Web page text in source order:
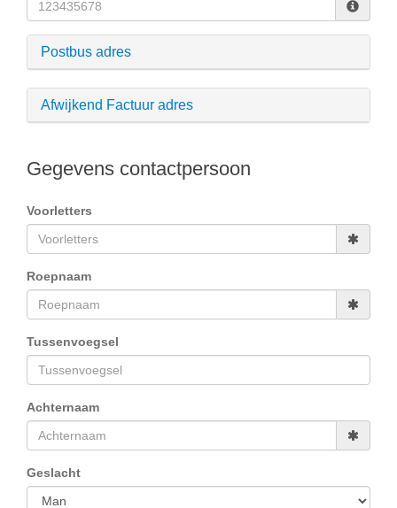
Postbus adres
Afwijkend Factuur adres
Gegevens contactpersoon
Voorletters
Roepnaam
Tussenvoegsel
Achternaam
Geslacht